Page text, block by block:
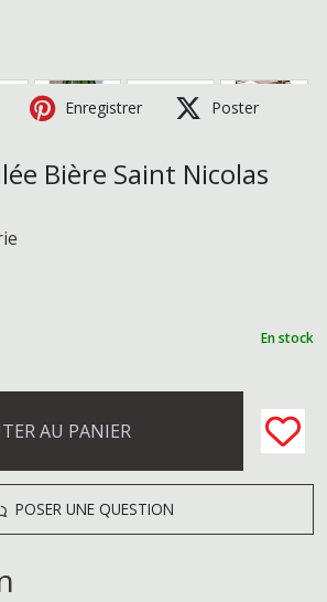
Enregistrer Poster
Bière Saint Nicolas
En stock
AU PANIER
POSER UNE QUESTION